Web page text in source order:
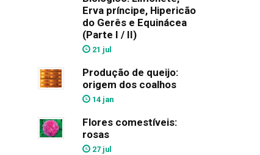
Erva príncipe, Hipericão
do Gerês e Equinácea
(Parte I / II)
21 jul
Produção de queijo:
origem dos coalhos
14 jan
Flores comestíveis:
rosas
27 jul